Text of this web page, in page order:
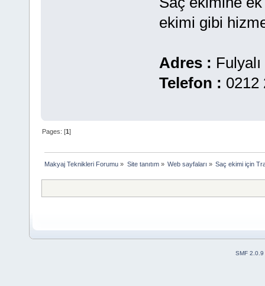
ekimi gibi
Adres :
Telefon : 0212
Pages: [1]
Makyaj Teknikleri Forumu » Site tanıtım» Web sayfaları » Saç ekimi için
SMF 2.0.9